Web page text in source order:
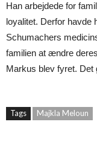
Han arbejdede for
loyalitet. Derfor havde
Schumachers
familien at ændre
Markus blev fyret. Det
Tags Majkla Meloun